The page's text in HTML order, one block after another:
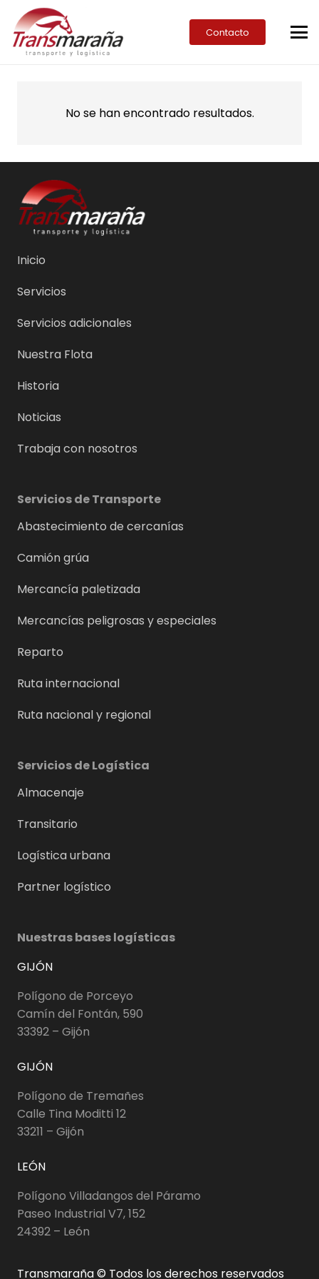
Contacto
No se han encontrado resultados.
Inicio
Servicios
Servicios adicionales
Nuestra Flota
Historia
Noticias
Trabaja con nosotros
Servicios de Transporte
Abastecimiento de cercanías
Camión grúa
Mercancía paletizada
Mercancías peligrosas y especiales
Reparto
Ruta internacional
Ruta nacional y regional
Servicios de Logística
Almacenaje
Transitario
Logística urbana
Partner logístico
Nuestras bases logísticas
GIJÓN
Polígono de Porceyo
Camín del Fontán, 590
33392 – Gijón
GIJÓN
Polígono de Tremañes
Calle Tina Moditti 12
33211 – Gijón
LEÓN
Polígono Villadangos del Páramo
Paseo Industrial V7, 152
24392 – León
Transmaraña © Todos los derechos reservados